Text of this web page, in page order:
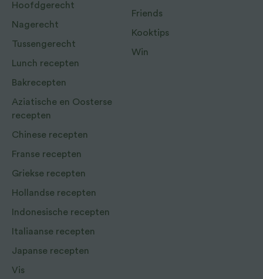
Hoofdgerecht
Nagerecht
Tussengerecht
Lunch recepten
Bakrecepten
Aziatische en Oosterse
recepten
Chinese recepten
Franse recepten
Griekse recepten
Hollandse recepten
Indonesische recepten
Italiaanse recepten
Japanse recepten
Vis
Friends
Kooktips
Win